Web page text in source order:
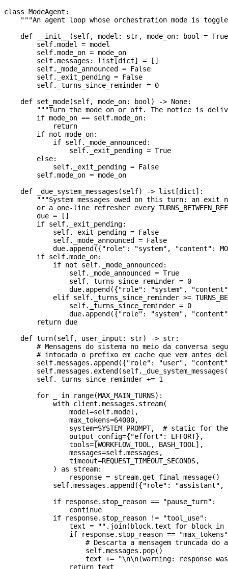
class ModeAgent :
"""An agent loop whose orchestration mode is
    def
__init__ (self, model : str, mode_on: bool = True
        self
.model = model
        self
.mode_on = mode_on
        self
.messages: list[dict] = []
        self
._mode_announced = False
        self
._exit_pending = False
        self
._turns_since_reminder = 0
    def
set_mode(self, mode_on: bool ) -> None:
"""Turn the mode on or off. The notice is
        if
mode_on == self.mode_on:
            return
        if
not mode_on:
            if
self._mode_announced:
                self
._exit_pending = True
        else
:
            self
._exit_pending = False
        self
.mode_on = mode_on
    def
_due_system_messages (self) -> list[dict]:
"""System messages owed on this turn: an exit
or a one-line refresher every
        due
= []
        if
self._exit_pending:
            self
._exit_pending = False
            self
._mode_announced = False
            due.append({
"role" : "system" , "content" :
        if
self.mode_on:
            if
not self._mode_announced:
                self
._mode_announced = True
                self
._turns_since_reminder = 0
                due.append({
"role" : "system" ,
"content"
            elif
self._turns_since_reminder >=
                self
._turns_since_reminder = 0
                due.append({
"role" : "system" ,
"content"
        return
due
    def
turn(self, user_input : str) -> str:
# Mensagens do sistema no meio da conversa
# intocado o prefixo em cache que vem antes
        self
.messages.append({"role" : "user" ,
"content"
        self
.messages.extend(self
        self
._turns_since_reminder += 1
        for
in range(MAX_MAIN_TURNS):
            with
client.messages.stream(
                model
=self.model,
                max_tokens
=64000,
                system
=SYSTEM_PROMPT, # static for the
                output_config
={"effort" : EFFORT},
                tools
=[WORKFLOW_TOOL , BASH_TOOL ],
                messages
=self.messages,
                timeout
=REQUEST_TIMEOUT_SECONDS,
            )
as stream:
                response
= stream.get_final_message()
            self
.messages.append({"role" : "assistant" ,
            if
response.stop_reason == "pause_turn" :
                continue
            if
response.stop_reason != "tool_use" :
                text
= "" .join(block.text for block in
                if
response.stop_reason == "max_tokens"
# Descarta a mensagem truncada do
                    self
.messages.pop()
                    text
+= "\n\n(warning: response
                return
text